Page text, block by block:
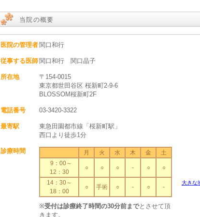
当院の概要
医院の管理者 関口和行
従事する医師 関口和行 関口晶子
所在地
〒154-0015
東京都世田谷区 桜新町2-9-6
BLOSSOM桜新町2F
電話番号 03-3420-3322
最寄駅
東急田園都市線「桜新町駅」
西口より徒歩1分
診療時間 月 火 水 木 金
土
9：00～
12：30
○ ○ ○ - ○ ○
14：30～
18：00
○ 手術 ○ - ○ -
※受付は診療終了時間の30分前までとさせて頂
きます。
大きな